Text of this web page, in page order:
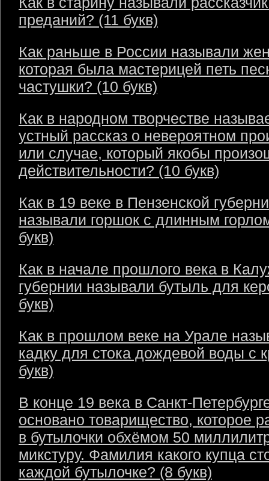
преданий? (11 букв)
Как раньше в России называли
которая была мастерицей петь
частушки? (10 букв)
Как в народном творчестве
устный рассказ о невероятном
или случае, который якобы
действительности? (10 букв)
Как в 19 веке в Пензенской
называли горшок с длинным
букв)
Как в начале прошлого века в
губернии называли бутыль для
букв)
Как в прошлом веке на Урале
кадку для стока дождевой воды с
букв)
В конце 19 века в Санкт-
основано товарищество, которое
в бутылочки обхёмом 50
микстуру. Фамилия какого купца
каждой бутылочке? (8 букв)